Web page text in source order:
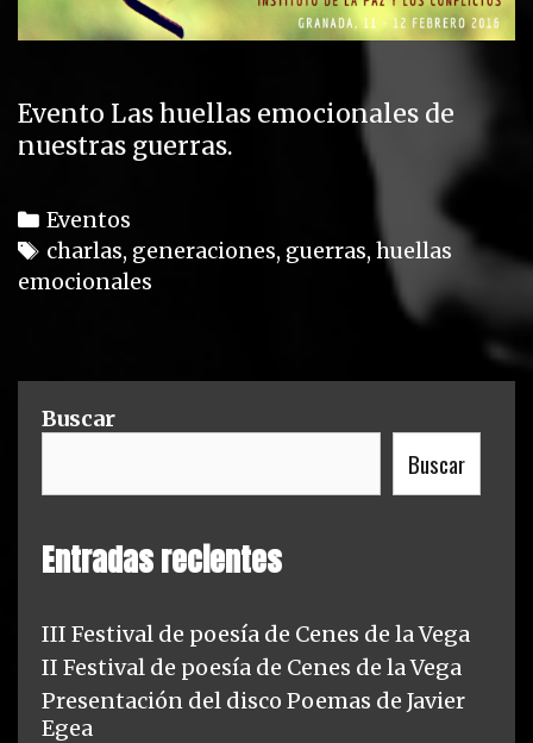
Evento Las huellas emocionales de
nuestras guerras.
C
a
t
o
r
i
s
Eventos
T
a
charlas, generaciones, guerras, huellas
emocionales
Buscar
Buscar
Entradas recientes
III Festival de poesía de Cenes de la Vega
II Festival de poesía de Cenes de la Vega
Presentación del disco Poemas de Javier
Egea